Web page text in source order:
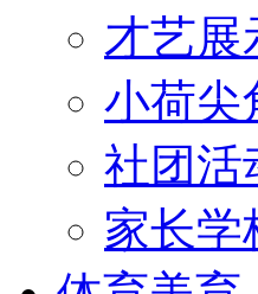
才艺展
小荷尖
社团活
家长学